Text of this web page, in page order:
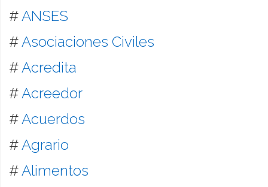
#ANSES
#Asociaciones Civiles
#Acredita
#Acreedor
#Acuerdos
#Agrario
#Alimentos